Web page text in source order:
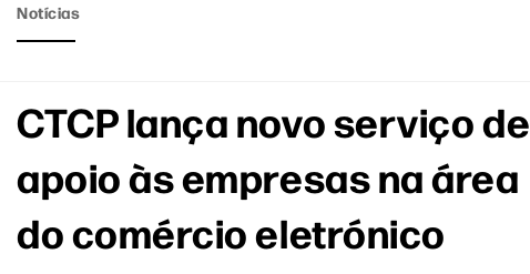
Notícias
CTCP lança novo serviço de
apoio às empresas na área
do comércio eletrónico